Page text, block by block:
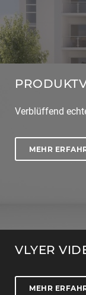
Verblüffend
MEHR
VLYER
MEHR